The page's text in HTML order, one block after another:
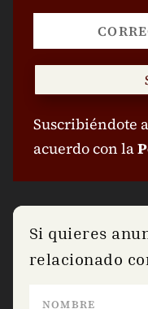
Suscribiéndote
acuerdo con la
Si quieres
relacionado